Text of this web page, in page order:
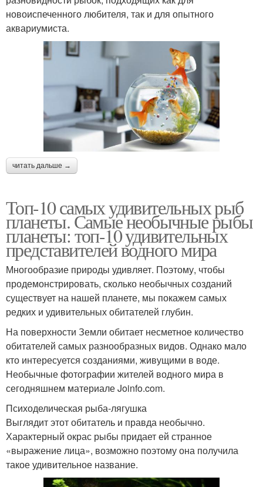
новоиспеченного любителя, так и для опытного
аквариумиста.
читать дальше →
Топ-10 самых удивительных рыб
планеты. Самые необычные рыбы
планеты: топ-10 удивительных
представителей водного мира
Многообразие природы удивляет. Поэтому, чтобы
продемонстрировать, сколько необычных созданий
существует на нашей планете, мы покажем самых
редких и удивительных обитателей глубин.
На поверхности Земли обитает несметное количество
обитателей самых разнообразных видов. Однако мало
кто интересуется созданиями, живущими в воде.
Необычные фотографии жителей водного мира в
сегодняшнем материале Joinfo.com.
Психоделическая рыба-лягушка
Выглядит этот обитатель и правда необычно.
Характерный окрас рыбы придает ей странное
«выражение лица», возможно поэтому она получила
такое удивительное название.